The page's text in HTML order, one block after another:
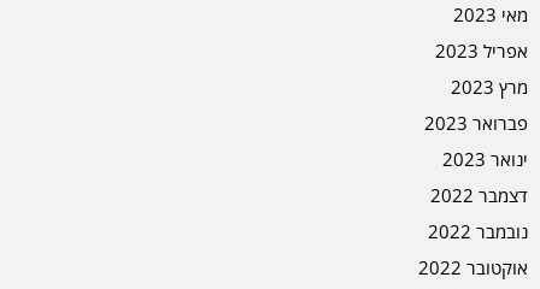
מאי 2023
אפריל 2023
מרץ 2023
פברואר 2023
ינואר 2023
דצמבר 2022
נובמבר 2022
אוקטובר 2022